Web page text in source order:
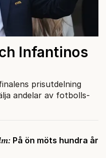
På ön möts hundra år
Infantinos
prisutdelning
andelar av fotbolls-